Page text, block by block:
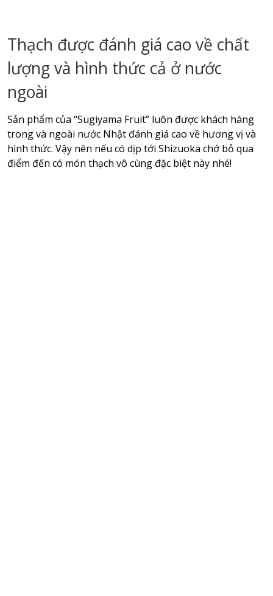
Thạch được đánh giá cao về chất
lượng và hình thức cả ở nước
ngoài
Sản phẩm của “Sugiyama Fruit” luôn được khách hàng
trong và ngoài nước Nhật đánh giá cao về hương vị và
hình thức. Vậy nên nếu có dịp tới Shizuoka chớ bỏ qua
điểm đến có món thạch vô cùng đặc biệt này nhé!